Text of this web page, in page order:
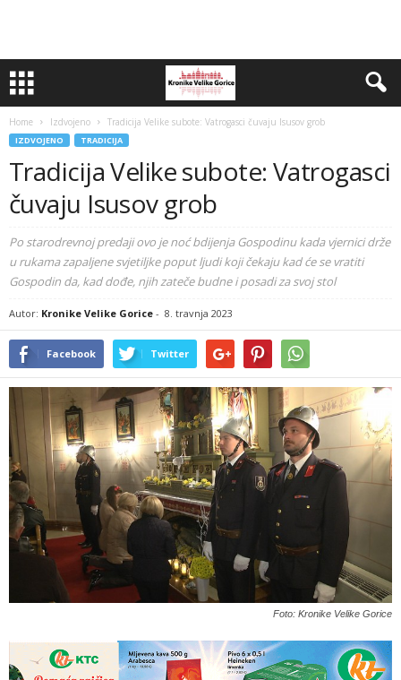
Home Izdvojeno Tradicija Velike subote: Vatrogasci čuvaju Isusov grob
IZDVOJENO TRADICIJA
Tradicija Velike subote: Vatrogasci
čuvaju Isusov grob
Po starodrevnoj predaji ovo je noć bdijenja Gospodinu kada vjernici drže
u rukama zapaljene svjetiljke poput ljudi koji čekaju kad će se vratiti
Gospodin da, kad dođe, njih zateče budne i posadi za svoj stol
Autor: Kronike Velike Gorice - 8. travnja 2023
Facebook Twitter
Foto: Kronike Velike Gorice